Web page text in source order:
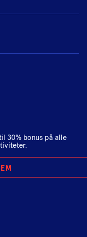
30% bonus på alle